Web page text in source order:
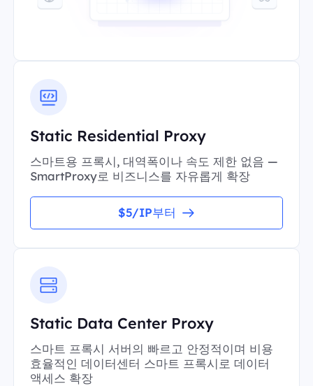
Static Residential Proxy
스마트용 프록시, 대역폭이나 속도 제한 없음 —
SmartProxy로 비즈니스를 자유롭게 확장
$5/IP부터
Static Data Center Proxy
스마트 프록시 서버의 빠르고 안정적이며 비용
효율적인 데이터센터 스마트 프록시로 데이터
액세스 확장